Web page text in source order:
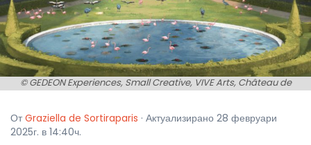
© GEDEON Experiences, Small Creative, VIVE Arts, Château de
От Graziella de Sortiraparis · Актуализирано 28 февруари
2025г. в 14:40ч.